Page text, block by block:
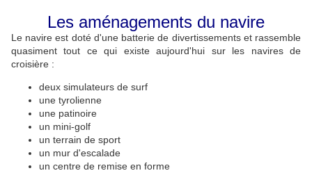
Les aménagements du navire
Le navire est doté d'une batterie de divertissements et rassemble
quasiment tout ce qui existe aujourd'hui sur les navires de
croisière :
deux simulateurs de surf
une tyrolienne
une patinoire
un mini-golf
un terrain de sport
un mur d'escalade
un centre de remise en forme